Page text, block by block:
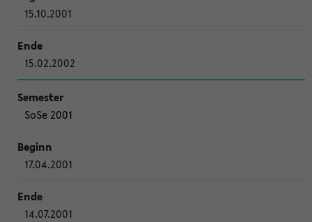
15.10.2001
15.02.2002
SoSe 2001
17.04.2001
14.07.2001